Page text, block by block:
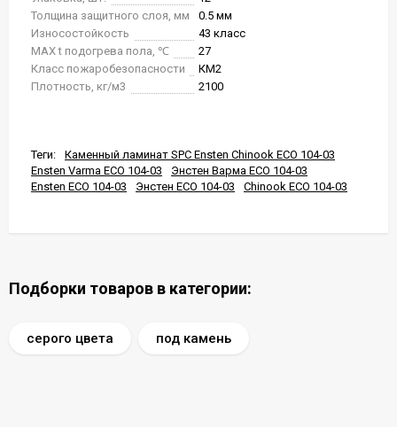
Толщина защитного слоя, мм
0.5 мм
Износостойкость
43 класс
MAX t подогрева пола, ℃
27
Класс пожаробезопасности
КМ2
Плотность, кг/м3
2100
Теги:
Каменный ламинат SPC Ensten Chinook ECO 104-03
Ensten Varma ECO 104-03
Энстен Варма ECO 104-03
Ensten ECO 104-03
Энстен ECO 104-03 Chinook ECO 104-03
Подборки товаров в категории:
серого цвета под камень